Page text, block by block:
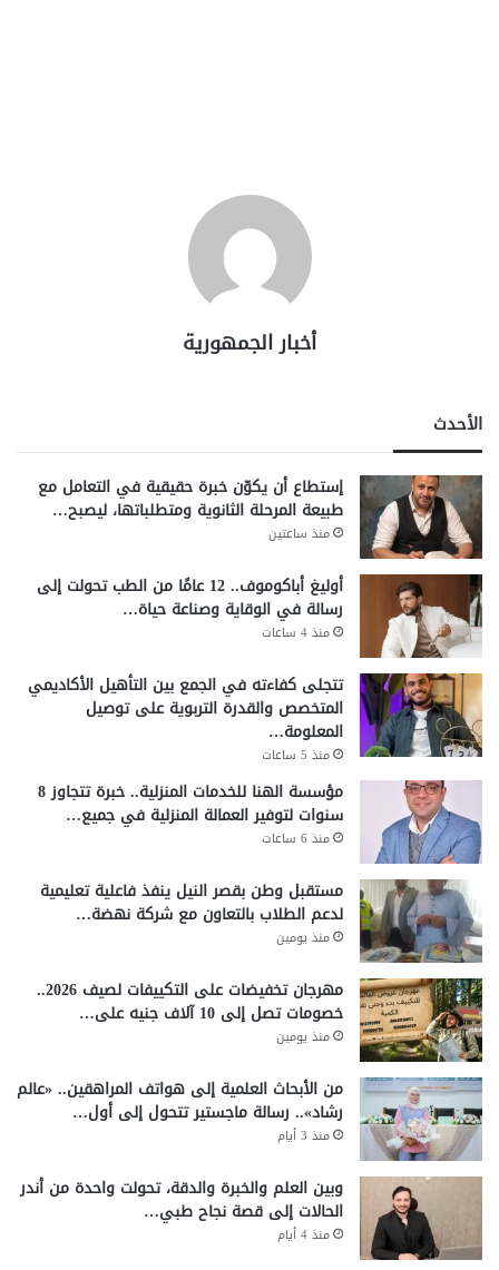
أخبار الجمهورية
الأحدث
إستطاع أن يكوّن خبرة حقيقية في التعامل مع
طبيعة المرحلة الثانوية ومتطلباتها، ليصبح…
منذ ساعتين
أوليغ أباكوموف.. 12 عامًا من الطب تحولت إلى
رسالة في الوقاية وصناعة حياة…
منذ 4 ساعات
تتجلى كفاءته في الجمع بين التأهيل الأكاديمي
المتخصص والقدرة التربوية على توصيل
المعلومة…
منذ 5 ساعات
مؤسسة الهنا للخدمات المنزلية.. خبرة تتجاوز 8
سنوات لتوفير العمالة المنزلية في جميع…
منذ 6 ساعات
مستقبل وطن بقصر النيل ينفذ فاعلية تعليمية
لدعم الطلاب بالتعاون مع شركة نهضة…
منذ يومين
مهرجان تخفيضات على التكييفات لصيف 2026..
خصومات تصل إلى 10 آلاف جنيه على…
منذ يومين
من الأبحاث العلمية إلى هواتف المراهقين.. «عالم
رشاد».. رسالة ماجستير تتحول إلى أول…
منذ 3 أيام
وبين العلم والخبرة والدقة، تحولت واحدة من أندر
الحالات إلى قصة نجاح طبي…
منذ 4 أيام